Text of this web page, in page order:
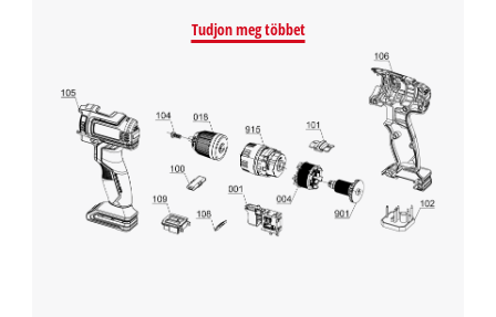
Tudjon meg többet